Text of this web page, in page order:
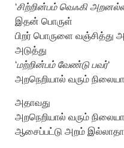
‘சிற்றின்பம் வெஃகி
இதன் பொருள்
பிறர் பொருளை வஞ்சித்து
அடுத்து
‘மற்றின்பம் வேண்டு பவர்‘
அறநெறியால் வரும்
அதாவது
அறநெறியால் வரும்
ஆசைப்பட்டு அறம்